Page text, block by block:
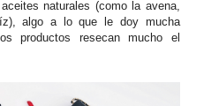
naturales (como la avena,
algo a lo que le doy mucha
productos resecan mucho el